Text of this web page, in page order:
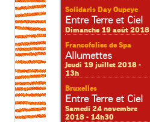
Solidaris Day Oupeye
Entre Terre et Ciel
Dimanche 19 août 2018
Francofolies de Spa
Allumettes
Jeudi 19 juillet 2018 -
13h
Bruxelles
Entre Terre et Ciel
Samedi 24 novembre
2018 - 14h30